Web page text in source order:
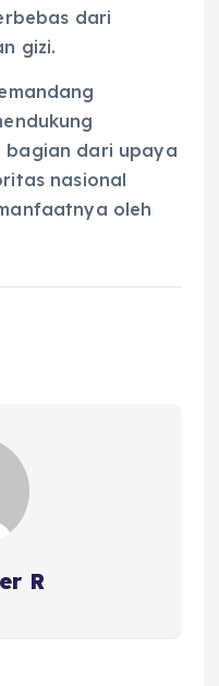
dari
gizi.
bagian dari upaya
nasional
oleh
R